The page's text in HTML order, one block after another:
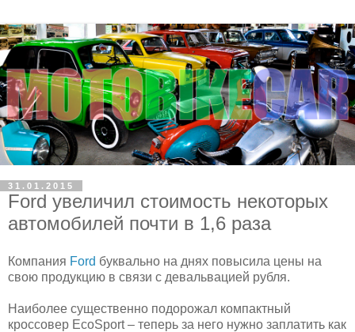
31.01.2015
Ford увеличил стоимость некоторых
автомобилей почти в 1,6 раза
Компания Ford буквально на днях повысила цены на
свою продукцию в связи с девальвацией рубля.
Наиболее существенно подорожал компактный
кроссовер EcoSport – теперь за него нужно заплатить как